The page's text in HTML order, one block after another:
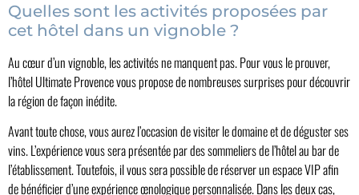
Quelles sont les activités proposées par
cet hôtel dans un vignoble ?
Au cœur d’un vignoble, les activités ne manquent pas. Pour vous le prouver,
l’hôtel Ultimate Provence vous propose de nombreuses surprises pour découvrir
la région de façon inédite.
Avant toute chose, vous aurez l’occasion de visiter le domaine et de déguster ses
vins. L’expérience vous sera présentée par des sommeliers de l’hôtel au bar de
l’établissement. Toutefois, il vous sera possible de réserver un espace VIP afin
de bénéficier d’une expérience œnologique personnalisée. Dans les deux cas,